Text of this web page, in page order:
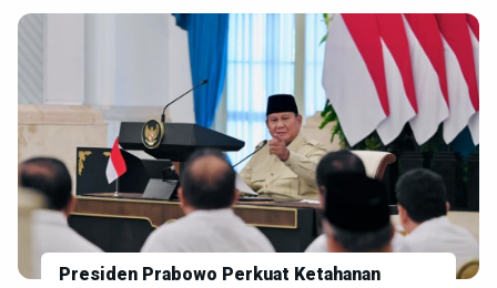
Presiden Prabowo Perkuat Ketahanan